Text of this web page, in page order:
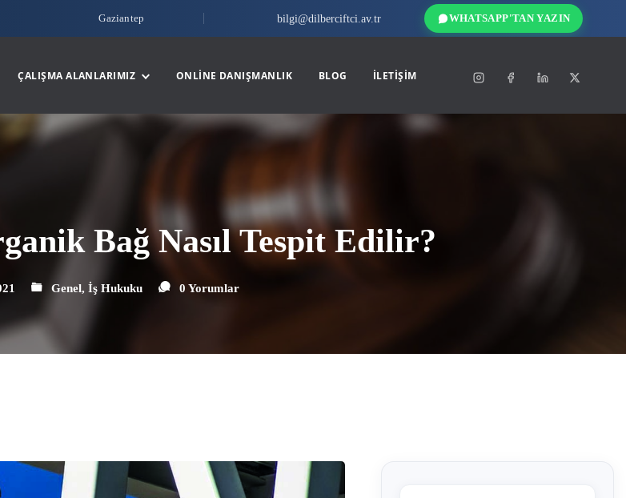
Gaziantep bilgi@dilberciftci.av.tr WHATSAPP'TAN YAZIN
ÇALIŞMA ALANLARIMIZ ONLINE DANIŞMANLIK BLOG İLETIŞIM
Bağ Nasıl Tespit Edilir?
Genel, İş Hukuku 0 Yorumlar